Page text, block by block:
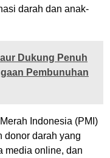
darah dan anak-
Dukung Penuh
Pembunuhan
Indonesia (PMI)
donor darah yang
media online, dan